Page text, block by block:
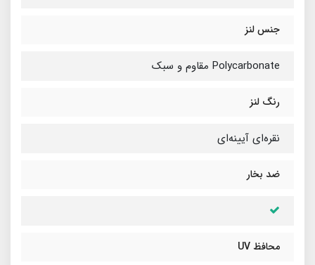
جنس لنز
Polycarbonate مقاوم و سبک
رنگ لنز
نقره‌ای آیینه‌ای
ضد بخار
محافظ UV